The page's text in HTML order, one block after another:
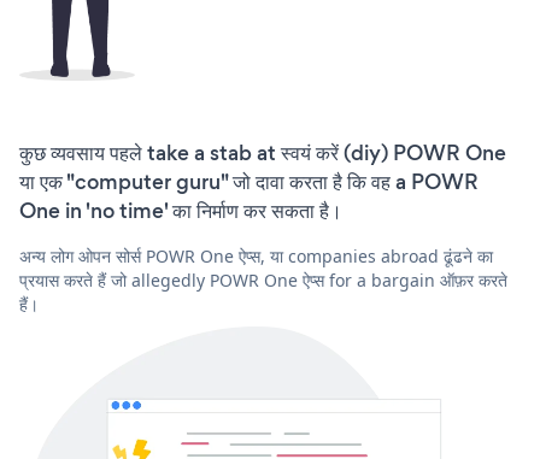
कुछ व्यवसाय पहले take a stab at स्वयं करें (diy) POWR One
या एक "computer guru" जो दावा करता है कि वह a POWR
One in 'no time' का निर्माण कर सकता है।
अन्य लोग ओपन सोर्स POWR One ऐप्स, या companies abroad ढूंढने का
प्रयास करते हैं जो allegedly POWR One ऐप्स for a bargain ऑफ़र करते
हैं।